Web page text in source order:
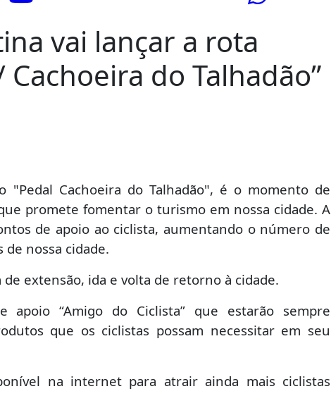
vai lançar a rota
do Talhadão”
Cachoeira do Talhadão", é o momento de
promete fomentar o turismo em nossa cidade. A
de apoio ao ciclista, aumentando o número de
nossa cidade.
extensão, ida e volta de retorno à cidade.
“Amigo do Ciclista” que estarão sempre
que os ciclistas possam necessitar em seu
na internet para atrair ainda mais ciclistas